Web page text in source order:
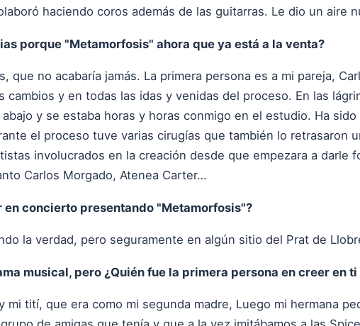
haciendo coros además de las guitarras. Le dio un aire
porque "Metamorfosis" ahora que ya está a la venta?
que no acabaría jamás. La primera persona es a mi pareja,
cambios y en todas las idas y venidas del proceso. En las
y se estaba horas y horas conmigo en el estudio. Ha
el proceso tuve varias cirugías que también lo retrasaron
involucrados en la creación desde que empezara a darle
Carlos Morgado, Atenea Carter…
en concierto presentando "Metamorfosis"?
la verdad, pero seguramente en algún sitio del Prat de
musical, pero ¿Quién fue la primera persona en creer en
mi tití, que era como mi segunda madre, Luego mi hermana